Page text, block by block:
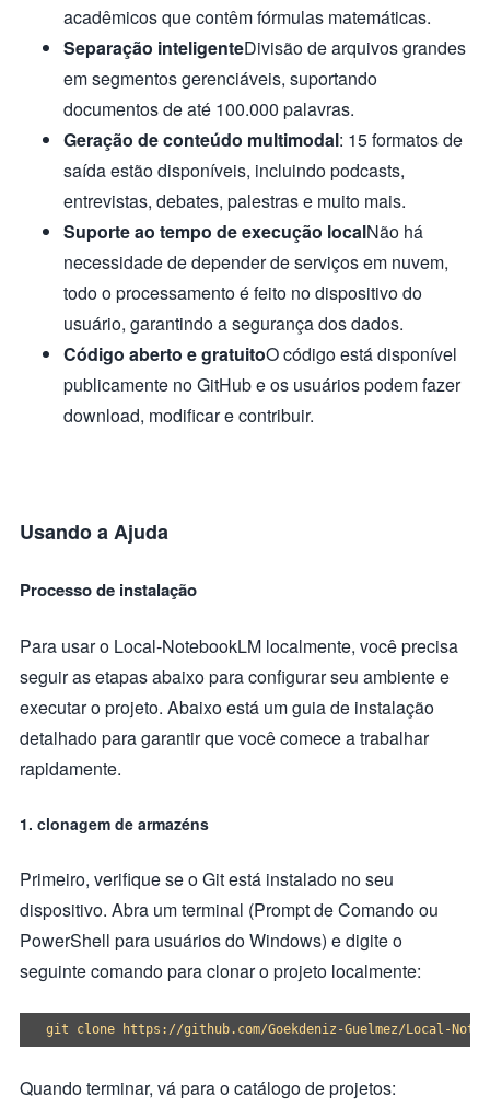
acadêmicos que contêm fórmulas matemáticas.
Separação inteligenteDivisão de arquivos grandes
em segmentos gerenciáveis, suportando
documentos de até 100.000 palavras.
Geração de conteúdo multimodal: 15 formatos de
saída estão disponíveis, incluindo podcasts,
entrevistas, debates, palestras e muito mais.
Suporte ao tempo de execução localNão há
necessidade de depender de serviços em nuvem,
todo o processamento é feito no dispositivo do
usuário, garantindo a segurança dos dados.
Código aberto e gratuitoO código está disponível
publicamente no GitHub e os usuários podem fazer
download, modificar e contribuir.
Usando a Ajuda
Processo de instalação
Para usar o Local-NotebookLM localmente, você precisa
seguir as etapas abaixo para configurar seu ambiente e
executar o projeto. Abaixo está um guia de instalação
detalhado para garantir que você comece a trabalhar
rapidamente.
1. clonagem de armazéns
Primeiro, verifique se o Git está instalado no seu
dispositivo. Abra um terminal (Prompt de Comando ou
PowerShell para usuários do Windows) e digite o
seguinte comando para clonar o projeto localmente:
Quando terminar, vá para o catálogo de projetos: